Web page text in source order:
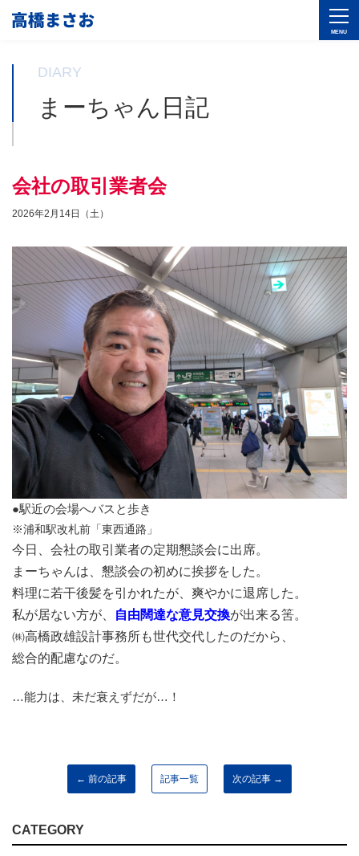
DIARY
まーちゃん日記
会社の取引業者会
2026年2月14日（土）
●駅近の会場へバスと歩き
※浦和駅改札前「東西通路」
今日、会社の取引業者の定期懇談会に出席。
まーちゃんは、懇談会の初めに挨拶をした。
料理に若干後髪を引かれたが、爽やかに退席した。
私が居ない方が、
自由闊達な意見交換が出来る筈。
㈱高橋政雄設計事務所も世代交代したのだから、
総合的配慮なのだ。
…能力は、未だ衰えずだが…！
← 前の記事 記事一覧 次の記事 →
CATEGORY